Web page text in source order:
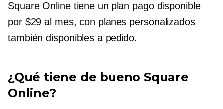
Square Online tiene un plan pago disponible
por $29 al mes, con planes personalizados
también disponibles a pedido.
¿Qué tiene de bueno Square
Online?